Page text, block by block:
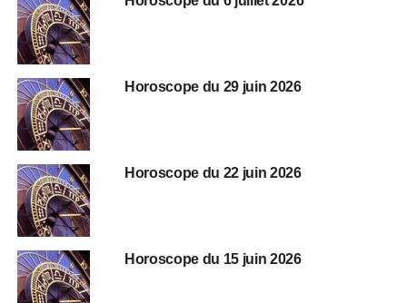
Horoscope du 29 juin 2026
Horoscope du 22 juin 2026
Horoscope du 15 juin 2026